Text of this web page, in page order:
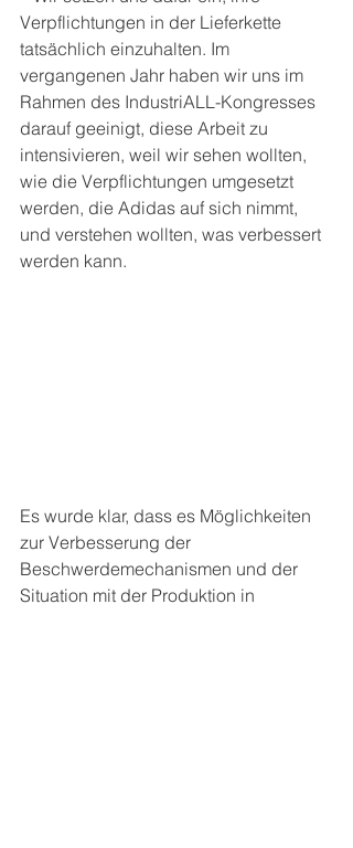
Verpflichtungen in der Lieferkette
tatsächlich einzuhalten. Im
vergangenen Jahr haben wir uns im
Rahmen des IndustriALL-Kongresses
darauf geeinigt, diese Arbeit zu
intensivieren, weil wir sehen wollten,
wie die Verpflichtungen umgesetzt
werden, die Adidas auf sich nimmt,
und verstehen wollten, was verbessert
werden kann.
Es wurde klar, dass es Möglichkeiten
zur Verbesserung der
Beschwerdemechanismen und der
Situation mit der Produktion in